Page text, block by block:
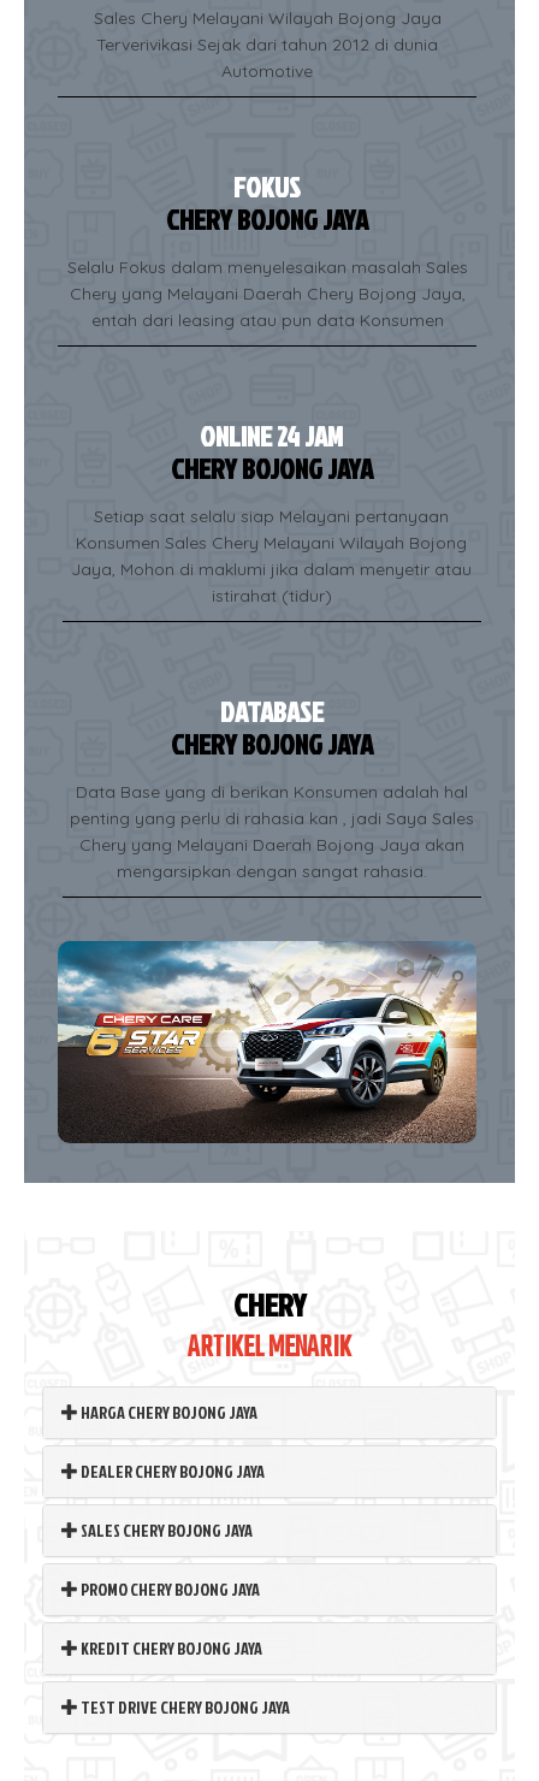
Sales Chery Melayani Wilayah Bojong Jaya
Terverivikasi Sejak dari tahun 2012 di dunia
Automotive
FOKUS
CHERY BOJONG JAYA
Selalu Fokus dalam menyelesaikan masalah Sales
Chery yang Melayani Daerah Chery Bojong Jaya,
entah dari leasing atau pun data Konsumen
ONLINE 24 JAM
CHERY BOJONG JAYA
Setiap saat selalu siap Melayani pertanyaan
Konsumen Sales Chery Melayani Wilayah Bojong
Jaya, Mohon di maklumi jika dalam menyetir atau
istirahat (tidur)
DATABASE
CHERY BOJONG JAYA
Data Base yang di berikan Konsumen adalah hal
penting yang perlu di rahasia kan , jadi Saya Sales
Chery yang Melayani Daerah Bojong Jaya akan
mengarsipkan dengan sangat rahasia.
CHERY
ARTIKEL MENARIK
HARGA CHERY BOJONG JAYA
DEALER CHERY BOJONG JAYA
SALES CHERY BOJONG JAYA
PROMO CHERY BOJONG JAYA
KREDIT CHERY BOJONG JAYA
TEST DRIVE CHERY BOJONG JAYA